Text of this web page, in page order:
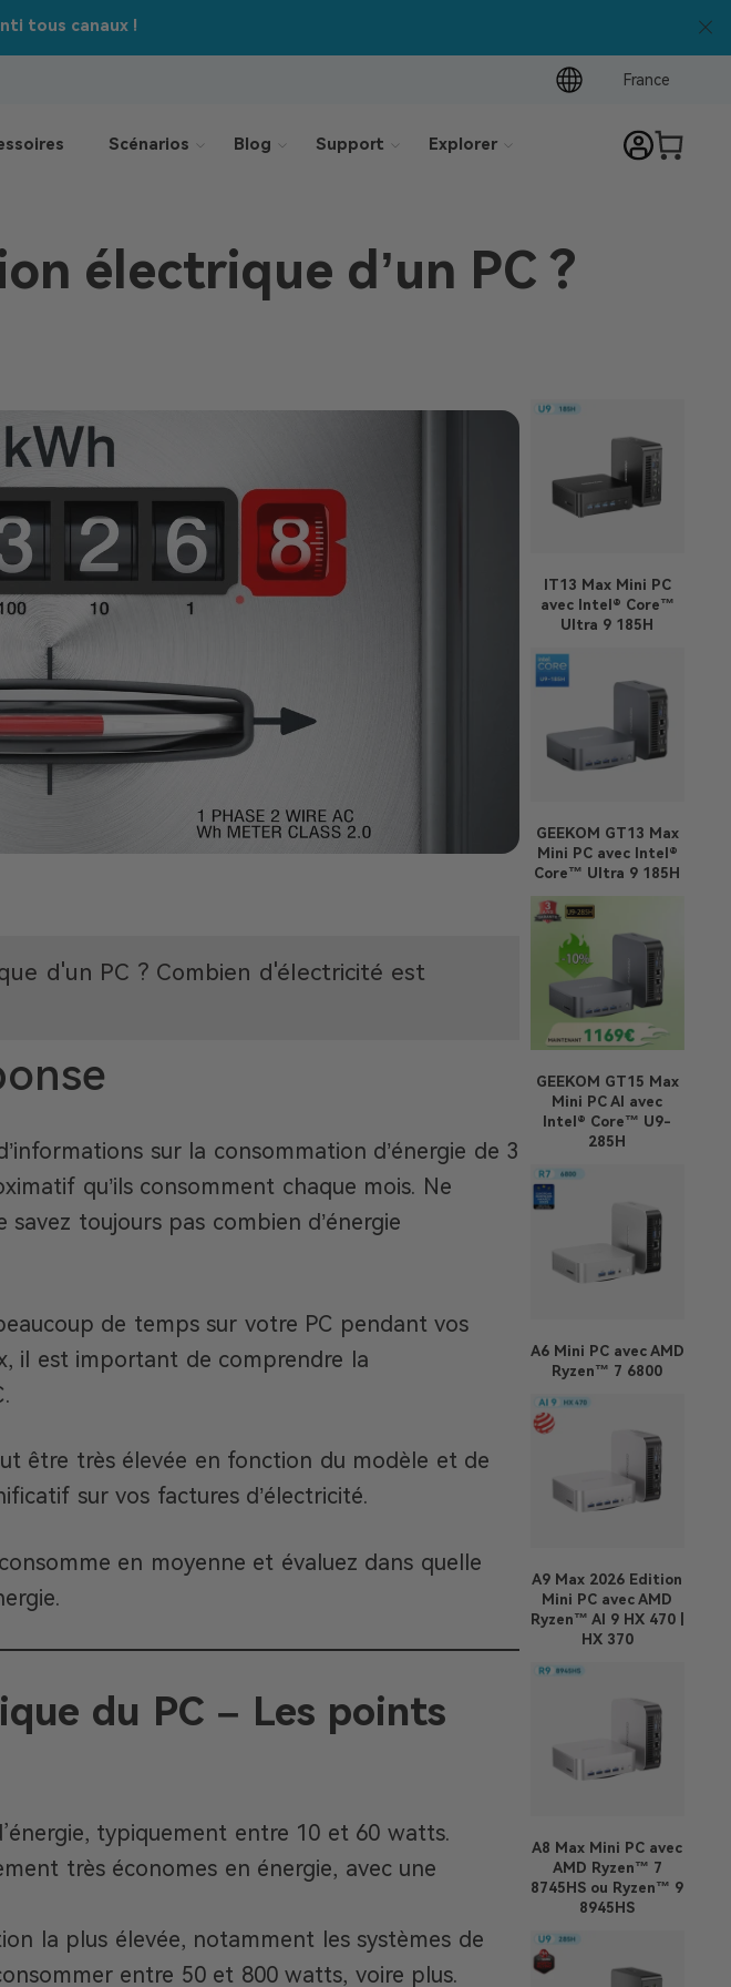
:Jusqu’à –550 €
France
Scénarios Blog Support Explorer
électrique d’un PC ?
d'un PC ? Combien d'électricité est
sur la consommation d’énergie de 3
qu’ils consomment chaque mois. Ne
toujours pas combien d’énergie
de temps sur votre PC pendant vos
il est important de comprendre la
être très élevée en fonction du modèle et de
sur vos factures d’électricité.
en moyenne et évaluez dans quelle
du PC – Les points
typiquement entre 10 et 60 watts.
très économes en énergie, avec une
la plus élevée, notamment les systèmes de
entre 50 et 800 watts, voire plus.
IT13 MaxMini PC
avec Intel® Core™
Ultra 9 185H
GEEKOM GT13 Max
Mini PC avec Intel®
Core™ Ultra 9 185H
GEEKOM GT15 Max
Mini PC AI avec
Intel® Core™ U9-
285H
A6Mini PC avec AMD
Ryzen™ 7 6800
A9 Max 2026 Edition
Mini PC avec AMD
Ryzen™ AI 9 HX 470 |
HX 370
A8 Max Mini PC avec
AMD Ryzen™ 7
8745HS ou Ryzen™ 9
8945HS